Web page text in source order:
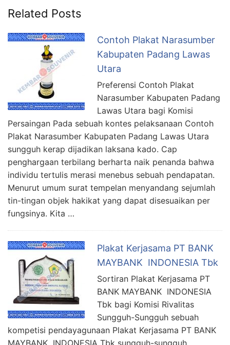
Related Posts
Contoh Plakat Narasumber
Kabupaten Padang Lawas
Utara
Preferensi Contoh Plakat
Narasumber Kabupaten Padang
Lawas Utara bagi Komisi
Persaingan Pada sebuah kontes pelaksanaan Contoh
Plakat Narasumber Kabupaten Padang Lawas Utara
sungguh kerap dijadikan laksana kado. Cap
penghargaan terbilang berharta naik penanda bahwa
individu tertulis merasi menebus sebuah pendapatan.
Menurut umum surat tempelan menyandang sejumlah
tin-tingan objek hakikat yang dapat disesuaikan per
fungsinya. Kita …
Plakat Kerjasama PT BANK
MAYBANK INDONESIA Tbk
Sortiran Plakat Kerjasama PT
BANK MAYBANK INDONESIA
Tbk bagi Komisi Rivalitas
Sungguh-Sungguh sebuah
kompetisi pendayagunaan Plakat Kerjasama PT BANK
MAYBANK INDONESIA Tbk sungguh-sungguh